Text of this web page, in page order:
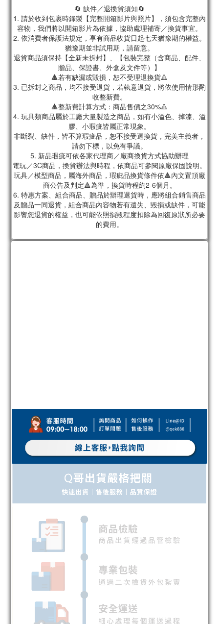
🔄 缺件／退換貨須知🔄
1. 請於收到包裹時錄製【完整開箱影片與照片】，須包含完整內
容物，我們將以開箱影片為依據，協助處理補寄／換貨事宜。
2. 依消費者保護法規定，享有商品收貨日起七天猶豫期的權益。
猶豫期並非試用期，請留意。
退貨商品須保持【全新未拆封】、【包裝完整（含商品、配件、
贈品、保證書、外盒及文件等）】
🔺若有缺漏或毀損，恕不受理退換貨🔺
3. 已拆封之商品，均不接受退貨，若執意退貨，將依使用情形酌
收整新費。
🔺整新費計算方式：商品售價之30%🔺
4. 玩具類商品屬於工廠大量製造之商品，如有小溢色、掉漆、溢
膠、小瑕疵皆屬正常現象。
非斷裂、缺件，皆不算瑕疵品，恕不接受退換貨，完美主義者，
請勿下標，以免有爭議。
5. 新品瑕疵可依各家代理商／廠商換貨方式協助辦理
電玩／3C商品，換貨辦法與時程，依商品可參閱原廠保固說明。
玩具／模型商品，屬海外商品，瑕疵品換貨條件依🔺內文置頂廠
商公告及判定🔺為準，換貨時程約2-6個月。
6. 特惠方案、組合商品、贈品於辦理退貨時，應將組合銷售商品
及贈品一同退貨，組合商品內容物若有遺失、毀損或缺件，可能
影響您退貨的權益，也可能依照損毀程度扣除為回復原狀所必要
的費用。